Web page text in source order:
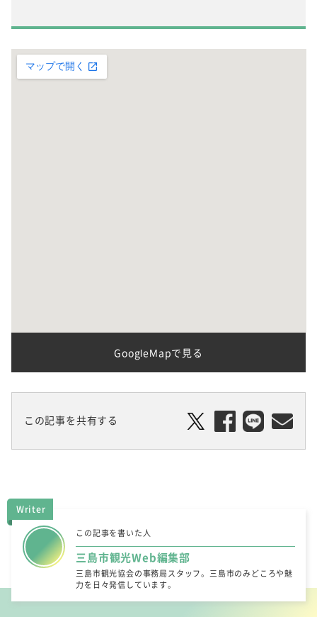
GoogleMapで見る
この記事を共有する
Writer
この記事を書いた人
三島市観光Web編集部
三島市観光協会の事務局スタッフ。三島市のみどころや魅
力を日々発信しています。